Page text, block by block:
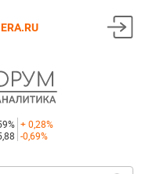
+ 0,28%
-0,69%